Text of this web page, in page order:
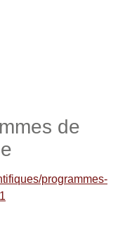
de
programmes-